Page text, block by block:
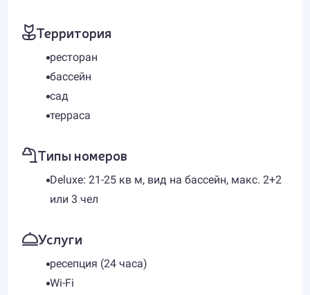
Территория
ресторан
бассейн
сад
терраса
Типы номеров
Deluxe: 21-25 кв м, вид на бассейн, макс. 2+2
или 3 чел
Услуги
ресепция (24 часа)
Wi-Fi